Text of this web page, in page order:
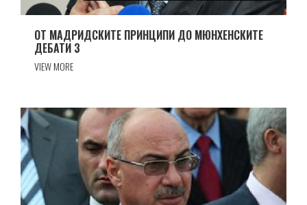
ОТ МАДРИДСКИТЕ ПРИНЦИПИ ДО МЮНХЕНСКИТЕ
ДЕБАТИ 3
VIEW MORE